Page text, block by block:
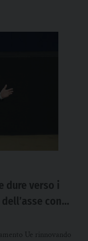
dure verso i
con
Ue rinnovando